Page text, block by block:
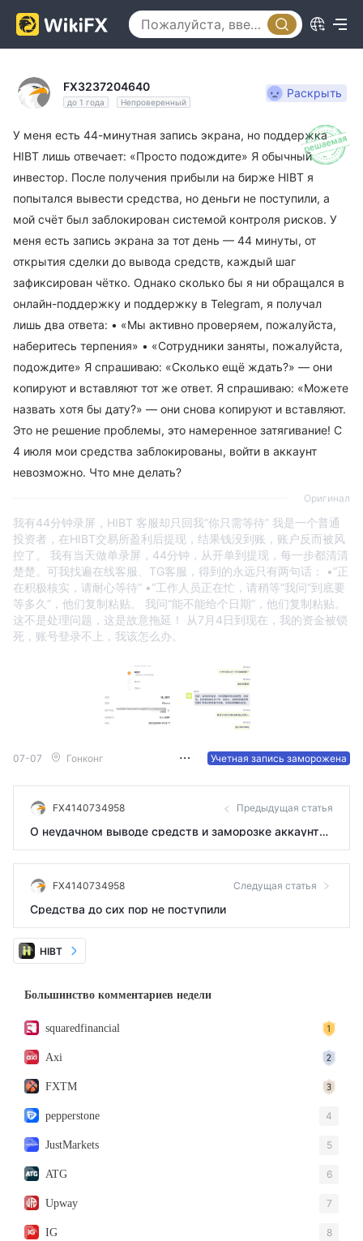
FX3237204640
до 1 года Непроверенный
Раскрыть
У меня есть 44-минутная запись экрана, но поддержка
HIBT лишь отвечает: «Просто подождите» Я обычный
инвестор. После получения прибыли на бирже HIBT я
попытался вывести средства, но деньги не поступили, а
мой счёт был заблокирован системой контроля рисков. У
меня есть запись экрана за тот день — 44 минуты, от
открытия сделки до вывода средств, каждый шаг
зафиксирован чётко. Однако сколько бы я ни обращался в
онлайн-поддержку и поддержку в Telegram, я получал
лишь два ответа: • «Мы активно проверяем, пожалуйста,
наберитесь терпения» • «Сотрудники заняты, пожалуйста,
подождите» Я спрашиваю: «Сколько ещё ждать?» — они
копируют и вставляют тот же ответ. Я спрашиваю: «Можете
назвать хотя бы дату?» — они снова копируют и вставляют.
Это не решение проблемы, это намеренное затягивание! С
4 июля мои средства заблокированы, войти в аккаунт
невозможно. Что мне делать?
Оригинал
我有44分钟录屏，HIBT 客服却只回我“你只需等待” 我是一个普通
投资者，在HIBT交易所盈利后提现，结果钱没到账，账户反而被风
控了。 我有当天做单录屏，44分钟，从开单到提现，每一步都清清
楚楚。可我找遍在线客服、TG客服，得到的永远只有两句话： •“正
在积极核实，请耐心等待” •“工作人员正在忙，请稍等”我问“到底要
等多久”，他们复制粘贴。 我问“能不能给个日期”，他们复制粘贴。
这不是处理问题，这是故意拖延！ 从7月4日到现在，我的资金被锁
死，账号登录不上，我该怎么办。
07-07 Гонконг Учетная запись заморожена
FX4140734958 Предыдущая статья
О неудачном выводе средств и заморозке аккаунта
на бирже HIBT
FX4140734958 Следущая статья
Средства до сих пор не поступили
HIBT
Большинство комментариев недели
squaredfinancial
Axi
FXTM
pepperstone 4
JustMarkets 5
ATG 6
Upway 7
IG 8